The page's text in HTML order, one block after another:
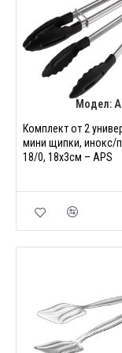
Модел:
Комплект от 2
мини щипки, инокс/
18/0, 18x3см – APS